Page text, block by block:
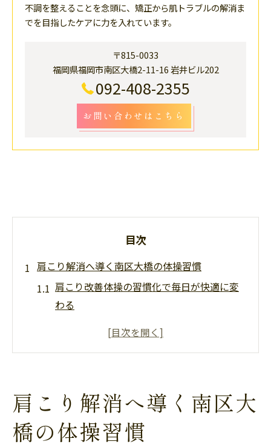
不調を整えることを念頭に、矯正から肌トラブルの解消ま
でを目指したケアに力を入れています。
〒815-0033
福岡県福岡市南区大橋2-11-16 岩井ビル202
092-408-2355
お問い合わせはこちら
目次
肩こり解消へ導く南区大橋の体操習慣
肩こり改善体操の習慣化で毎日が快適に変
わる
南区大橋発の肩こり体操が注目される理由
自宅で始める肩こり改善の新提案
肩こりを自宅でケアする体操の始め方
肩こり解消へ導く南区大
橋の体操習慣